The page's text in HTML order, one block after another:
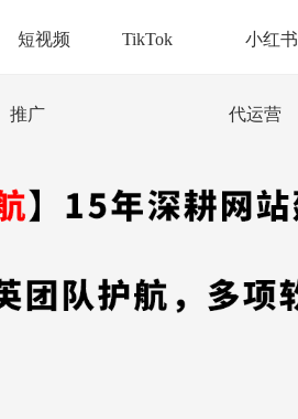
短视频
推广
TikTok 小红书
代运营